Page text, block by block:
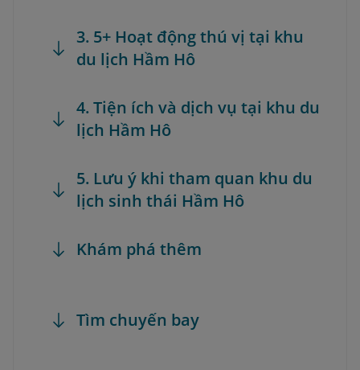
3. 5+ Hoạt động thú vị tại khu
du lịch Hầm Hô
4. Tiện ích và dịch vụ tại khu du
lịch Hầm Hô
5. Lưu ý khi tham quan khu du
lịch sinh thái Hầm Hô
Khám phá thêm
Tìm chuyến bay